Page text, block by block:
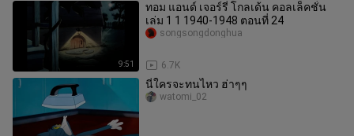
9:51
ทอม แอนด์ เจอร์รี่ โกลเด้น คอลเล็คชั่น
เล่ม 1 1 1940-1948 ตอนที่ 24
6.7K
songsongdonghua
นี่ใครจะทนไหว ฮ่าๆๆ
watomi_02